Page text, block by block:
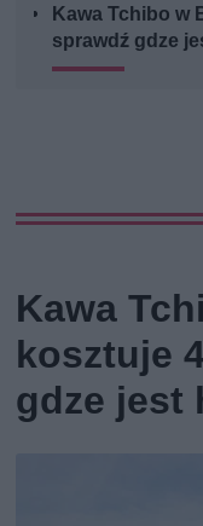
Kawa Tchibo w
sprawdź gdze
Kawa
kosztuje
gdze jest